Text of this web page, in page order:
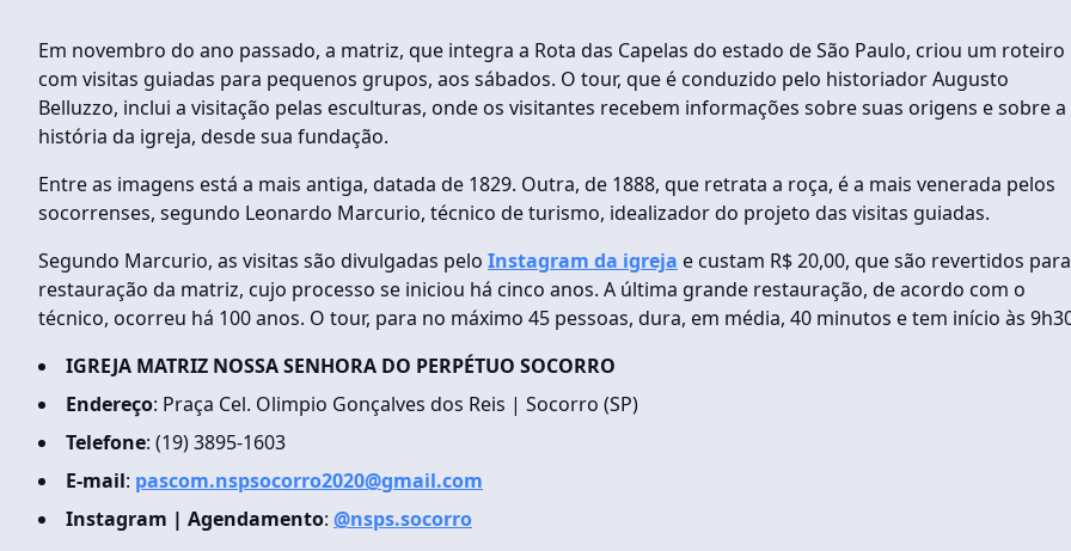
Em novembro do ano passado, a matriz, que integra a Rota das Capelas do estado de São Paulo, criou um roteiro
com visitas guiadas para pequenos grupos, aos sábados. O tour, que é conduzido pelo historiador Augusto
Belluzzo, inclui a visitação pelas esculturas, onde os visitantes recebem informações sobre suas origens e sobre a
história da igreja, desde sua fundação.
Entre as imagens está a mais antiga, datada de 1829. Outra, de 1888, que retrata a roça, é a mais venerada pelos
socorrenses, segundo Leonardo Marcurio, técnico de turismo, idealizador do projeto das visitas guiadas.
Segundo Marcurio, as visitas são divulgadas pelo Instagram da igreja e custam R$ 20,00, que são revertidos
restauração da matriz, cujo processo se iniciou há cinco anos. A última grande restauração, de acordo com o
técnico, ocorreu há 100 anos. O tour, para no máximo 45 pessoas, dura, em média, 40 minutos e tem início às
IGREJA MATRIZ NOSSA SENHORA DO PERPÉTUO SOCORRO
Endereço: Praça Cel. Olimpio Gonçalves dos Reis | Socorro (SP)
Telefone: (19) 3895-1603
E-mail: pascom.nspsocorro2020@gmail.com
Instagram | Agendamento: @nsps.socorro